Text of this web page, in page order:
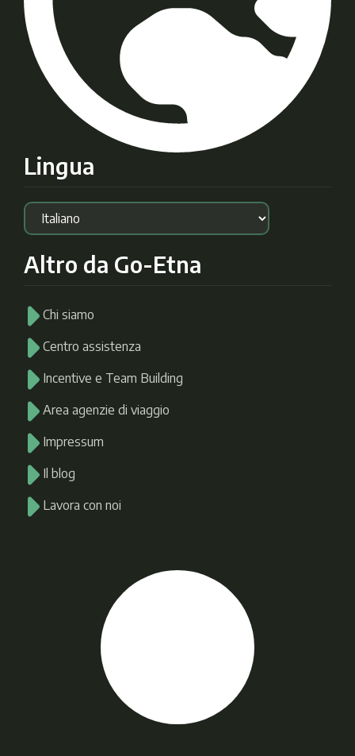
Lingua
Altro da Go-Etna
Chi siamo
Centro assistenza
Incentive e Team Building
Area agenzie di viaggio
Impressum
Il blog
Lavora con noi